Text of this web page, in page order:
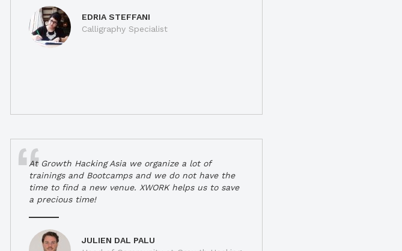
EDRIA STEFFANI
Calligraphy Specialist
At Growth Hacking Asia we organize a lot of
trainings and Bootcamps and we do not have the
time to find a new venue. XWORK helps us to save
a precious time!
JULIEN DAL PALU